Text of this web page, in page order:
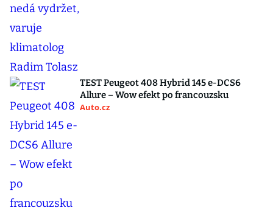
TEST Peugeot 408 Hybrid 145 e-DCS6
Allure – Wow efekt po francouzsku
Auto.cz